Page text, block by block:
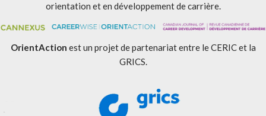
orientation et en développement de carrière.
OrientAction est un projet de partenariat entre le CERIC et la
GRICS.